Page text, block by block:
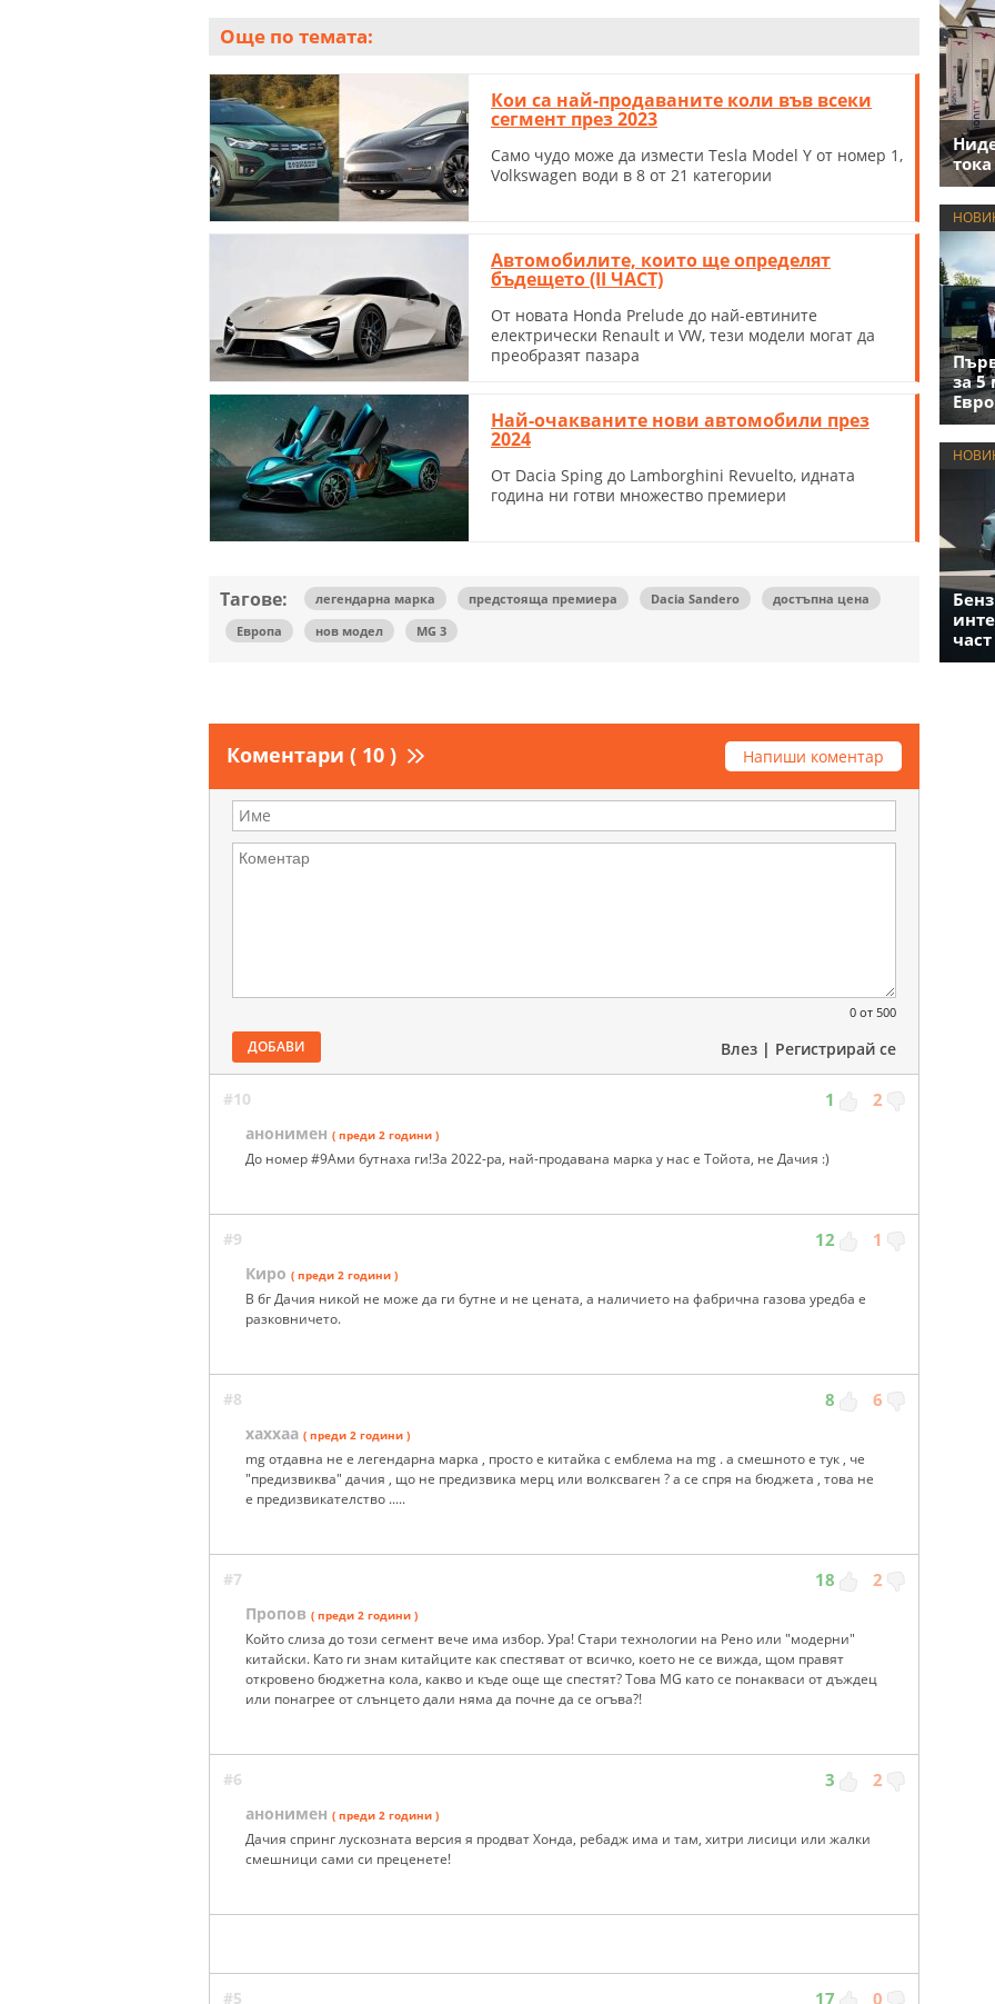
Още по темата:
Кои са най-продаваните коли във всеки
сегмент през 2023
Само чудо може да измести Tesla Model Y от номер 1,
Volkswagen води в 8 от 21 категории
Автомобилите, които ще определят
бъдещето (II ЧАСТ)
От новата Honda Prelude до най-евтините
eлектрически Renault и VW, тези модели могат да
преобразят пазара
Най-очакваните нови автомобили през
2024
От Dacia Sping до Lamborghini Revuelto, идната
година ни готви множество премиери
Тагове: легендарна марка предстояща премиера Dacia Sandero
достъпна цена
Европа
нов модел MG 3
Коментари ( 10 ) Напиши коментар
0 от 500
ДОБАВИ Влез | Регистрирай се
#10 1 2
анонимен ( преди 2 години )
До номер #9Ами бутнаха ги!За 2022-ра, най-продавана марка у нас е Тойота, не Дачия :)
#9 12 1
Киро ( преди 2 години )
В бг Дачия никой не може да ги бутне и не цената, а наличието на фабрична газова уредба е
разковничето.
#8 8 6
хаххаа ( преди 2 години )
mg отдавна не е легендарна марка , просто е китайка с емблема на mg . а смешното е тук , че
"предизвиква" дачия , що не предизвика мерц или волксваген ? а се спря на бюджета , това не
е предизвикателство .....
#7 18 2
Пропов ( преди 2 години )
Който слиза до този сегмент вече има избор. Ура! Стари технологии на Рено или "модерни"
китайски. Като ги знам китайците как спестяват от всичко, което не се вижда, щом правят
откровено бюджетна кола, какво и къде още ще спестят? Това MG като се понакваси от дъждец
или понагрее от слънцето дали няма да почне да се огъва?!
#6 3 2
анонимен ( преди 2 години )
Дачия спринг лускозната версия я продват Хонда, ребадж има и там, хитри лисици или жалки
смешници сами си преценете!
#5 17 0
за 5
част